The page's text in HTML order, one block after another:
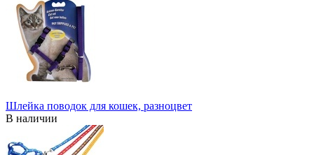
Шлейка поводок для кошек, разноцвет
В наличии